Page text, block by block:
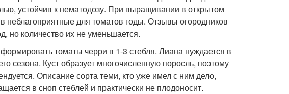
устойчив к нематодозу. При выращивании в открытом
неблагоприятные для томатов годы. Отзывы огородников
но количество их не уменьшается.
томаты черри в 1-3 стебля. Лиана нуждается в
сезона. Куст образует многочисленную поросль, поэтому
Описание сорта теми, кто уже имел с ним дело,
в сноп стеблей и практически не плодоносит.